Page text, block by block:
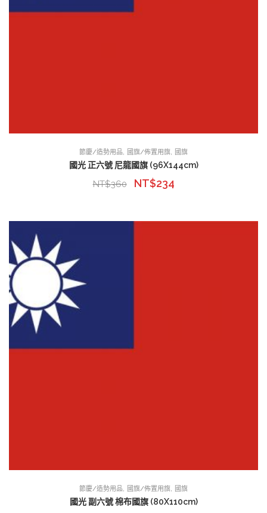
節慶/造勢用品 國旗/佈置用旗 國旗
國光 正六號 尼龍國旗 (96X144cm)
NT$360 NT$234
節慶/造勢用品 國旗/佈置用旗 國旗
國光 副六號 棉布國旗 (80X110cm)